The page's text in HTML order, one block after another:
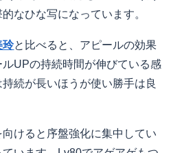
なひな写になっています。
玲と比べると、アピールの効果
UPの持続時間が伸びている感
続が長いほうが使い勝手は良
けると序盤強化に集中してい